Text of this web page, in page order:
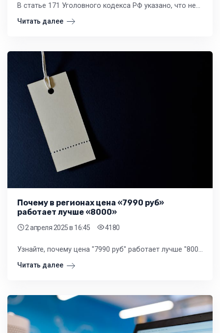
В статье 171 Уголовного кодекса РФ указано, что незаконной предпринимательской деятельностью считается любая коммерческая активность, проводимая без соответствующей регистрации, лицензии или аккредитации.
Читать далее
Почему в регионах цена «7990 руб»
работает лучше «8000»
2 апреля 2025в 16:45 4180
Узнайте, почему цена "7990 руб" работает лучше "8000" в регионах. Розничные продавцы могут использовать психологию цен, чтобы привлечь покупателей и увеличить продажи.
Читать далее